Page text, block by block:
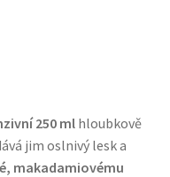
250 mlhloubkově
jim oslnivý lesk a
makadamiovému